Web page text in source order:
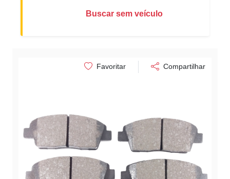
Buscar sem veículo
Favoritar Compartilhar